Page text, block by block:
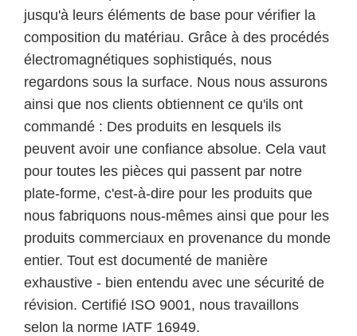
jusqu'à leurs éléments de base pour vérifier la
composition du matériau. Grâce à des procédés
électromagnétiques sophistiqués, nous
regardons sous la surface. Nous nous assurons
ainsi que nos clients obtiennent ce qu'ils ont
commandé : Des produits en lesquels ils
peuvent avoir une confiance absolue. Cela vaut
pour toutes les pièces qui passent par notre
plate-forme, c'est-à-dire pour les produits que
nous fabriquons nous-mêmes ainsi que pour les
produits commerciaux en provenance du monde
entier. Tout est documenté de manière
exhaustive - bien entendu avec une sécurité de
révision. Certifié ISO 9001, nous travaillons
selon la norme IATF 16949.